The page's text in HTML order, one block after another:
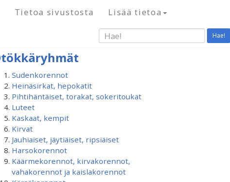
Tietoa sivustosta Lisää tietoa
Hae!
Sudenkorennot
Heinäsirkat, hepokatit
Pihtihäntäiset, torakat, sokeritoukat
Luteet
Kaskaat, kempit
Kirvat
Jauhiaiset, jäytiäiset, ripsiäiset
Harsokorennot
Käärmekorennot, kirvakorennot,
vahakorennot ja kaislakorennot